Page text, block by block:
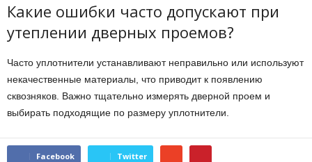
Какие ошибки часто допускают при
утеплении дверных проемов?
Часто уплотнители устанавливают неправильно или используют
некачественные материалы, что приводит к появлению
сквозняков. Важно тщательно измерять дверной проем и
выбирать подходящие по размеру уплотнители.
Facebook Twitter